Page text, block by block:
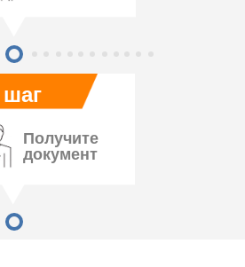
шаг
Получите
документ